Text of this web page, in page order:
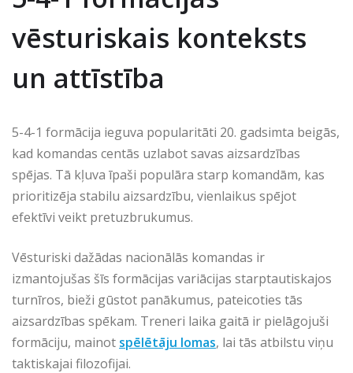
vēsturiskais konteksts
un attīstība
5-4-1 formācija ieguva popularitāti 20. gadsimta beigās,
kad komandas centās uzlabot savas aizsardzības
spējas. Tā kļuva īpaši populāra starp komandām, kas
prioritizēja stabilu aizsardzību, vienlaikus spējot
efektīvi veikt pretuzbrukumus.
Vēsturiski dažādas nacionālās komandas ir
izmantojušas šīs formācijas variācijas starptautiskajos
turnīros, bieži gūstot panākumus, pateicoties tās
aizsardzības spēkam. Treneri laika gaitā ir pielāgojuši
formāciju, mainot spēlētāju lomas, lai tās atbilstu viņu
taktiskajai filozofijai.